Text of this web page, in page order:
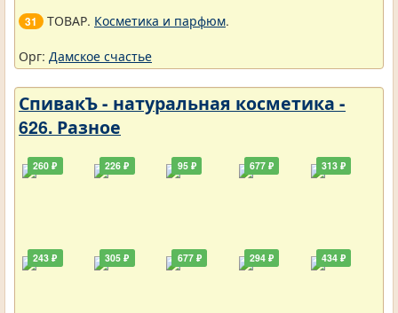
31 ТОВАР. Косметика и парфюм.
Орг: Дамское счастье
СпивакЪ - натуральная косметика -
626. Разное
260 ₽
243 ₽
226 ₽
305 ₽
95 ₽
677 ₽
677 ₽
294 ₽
313 ₽
434 ₽